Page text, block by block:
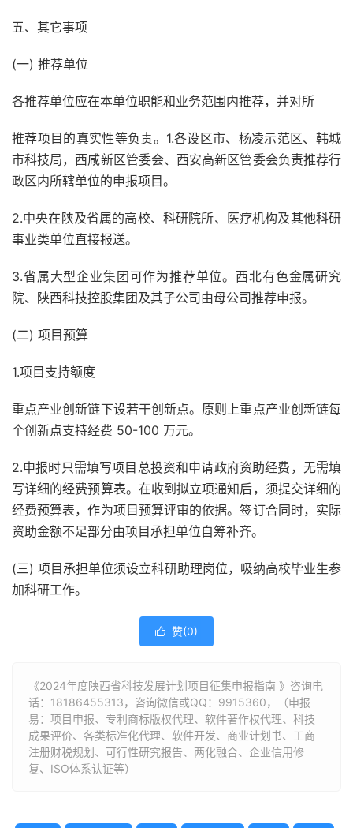
五、其它事项
(一) 推荐单位
各推荐单位应在本单位职能和业务范围内推荐，并对所
推荐项目的真实性等负责。1.各设区市、杨凌示范区、韩城
市科技局，西咸新区管委会、西安高新区管委会负责推荐行
政区内所辖单位的申报项目。
2.中央在陕及省属的高校、科研院所、医疗机构及其他科研
事业类单位直接报送。
3.省属大型企业集团可作为推荐单位。西北有色金属研究
院、陕西科技控股集团及其子公司由母公司推荐申报。
(二) 项目预算
1.项目支持额度
重点产业创新链下设若干创新点。原则上重点产业创新链每
个创新点支持经费 50-100 万元。
2.申报时只需填写项目总投资和申请政府资助经费，无需填
写详细的经费预算表。在收到拟立项通知后，须提交详细的
经费预算表，作为项目预算评审的依据。签订合同时，实际
资助金额不足部分由项目承担单位自筹补齐。
(三) 项目承担单位须设立科研助理岗位，吸纳高校毕业生参
加科研工作。
 赞(0)
《2024年度陕西省科技发展计划项目征集申报指南 》咨询电
话： 18186455313，咨询微信或QQ：9915360，（申报
易：项目申报、专利商标版权代理、软件著作权代理、科技
成果评价、各类标准化代理、软件开发、商业计划书、工商
注册财税规划、可行性研究报告、两化融合、企业信用修
复、ISO体系认证等）